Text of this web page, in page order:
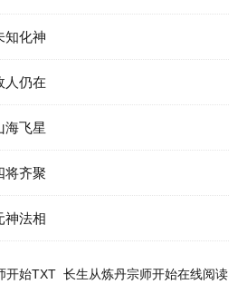
知化神
人仍在
海飞星
将齐聚
神法相
开始TXT 长生从炼丹宗师开始在线阅读